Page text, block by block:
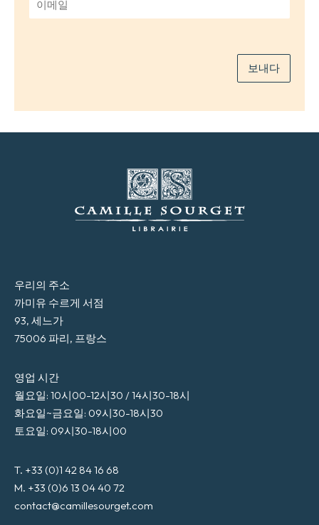
메
보내다
우리의 주소
까미유 수르게 서점
93, 세느가
75006 파리, 프랑스
영업 시간
월요일: 10시00-12시30 / 14시30-18시
화요일~금요일: 09시30-18시30
토요일: 09시30-18시00
T. +33 (0)1 42 84 16 68
M. +33 (0)6 13 04 40 72
contact@camillesourget.com